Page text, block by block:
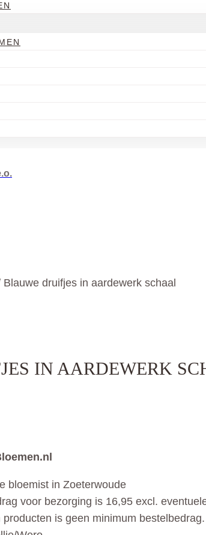
Blauwe druifjes in aardewerk schaal
IN AARDEWERK
bloemist in Zoeterwoude
voor bezorging is 16,95 excl.
is geen minimum bestelbedrag.